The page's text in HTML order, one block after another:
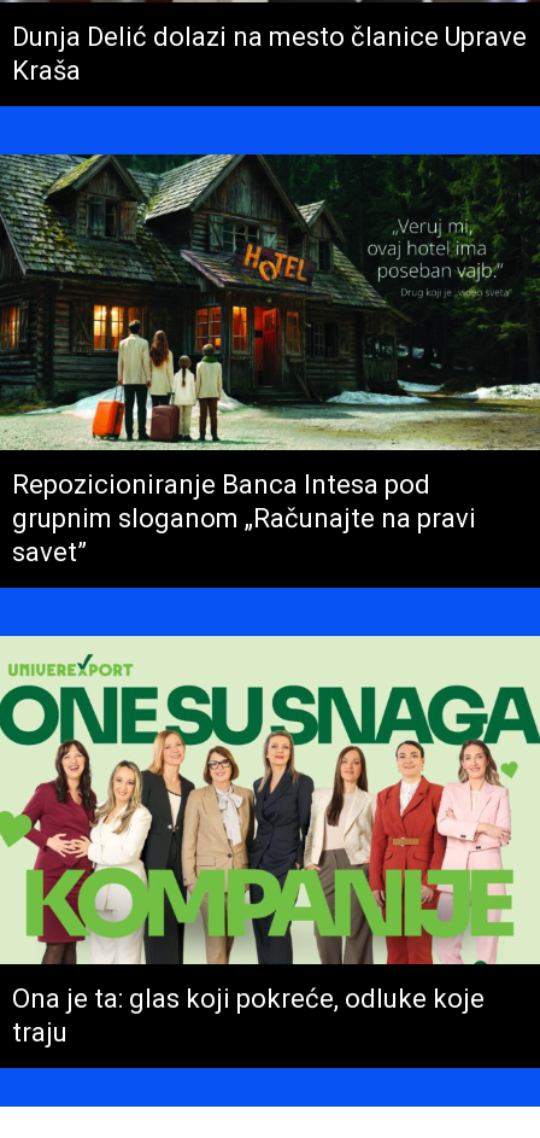
Dunja Delić dolazi na mesto članice Uprave
Kraša
Repozicioniranje Banca Intesa pod
grupnim sloganom „Računajte na pravi
savet”
Ona je ta: glas koji pokreće, odluke koje
traju